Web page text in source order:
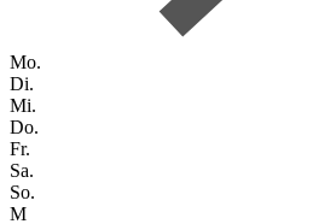
Mo.
Di.
Mi.
Do.
Fr.
Sa.
So.
M